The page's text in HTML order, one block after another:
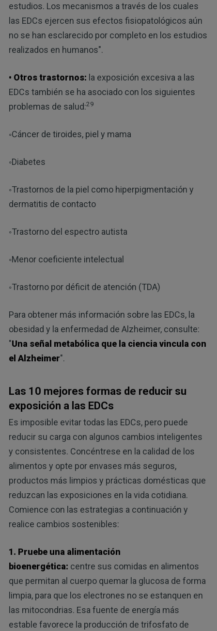
estudios. Los mecanismos a través de los cuales
las EDCs ejercen sus efectos fisiopatológicos aún
no se han esclarecido por completo en los estudios
realizados en humanos".
• Otros trastornos: la exposición excesiva a las
EDCs también se ha asociado con los siguientes
problemas de salud:29
◦Cáncer de tiroides, piel y mama
◦Diabetes
◦Trastornos de la piel como hiperpigmentación y
dermatitis de contacto
◦Trastorno del espectro autista
◦Menor coeficiente intelectual
◦Trastorno por déficit de atención (TDA)
Para obtener más información sobre las EDCs, la
obesidad y la enfermedad de Alzheimer, consulte:
"Una señal metabólica que la ciencia vincula con
el Alzheimer".
Las 10 mejores formas de reducir su
exposición a las EDCs
Es imposible evitar todas las EDCs, pero puede
reducir su carga con algunos cambios inteligentes
y consistentes. Concéntrese en la calidad de los
alimentos y opte por envases más seguros,
productos más limpios y prácticas domésticas que
reduzcan las exposiciones en la vida cotidiana.
Comience con las estrategias a continuación y
realice cambios sostenibles:
1. Pruebe una alimentación
bioenergética: centre sus comidas en alimentos
que permitan al cuerpo quemar la glucosa de forma
limpia, para que los electrones no se estanquen en
las mitocondrias. Esa fuente de energía más
estable favorece la producción de trifosfato de